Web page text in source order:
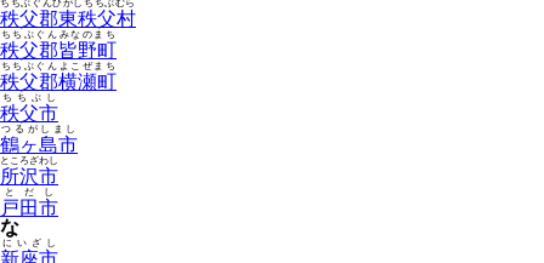
秩父郡東秩父村
ちちぶぐんひがしちちぶむら
秩父郡皆野町
ちちぶぐんみなのまち
秩父郡横瀬町
ちちぶぐんよこぜまち
秩父市
ちちぶし
鶴ヶ島市
つるがしまし
所沢市
ところざわし
戸田市
とだし
な
新座市
にいざし